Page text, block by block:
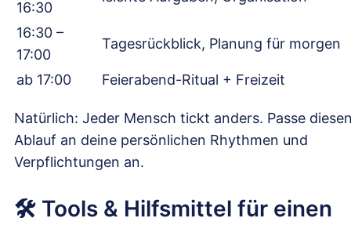
16:30
16:30 –
17:00
Tagesrückblick, Planung für morgen
ab 17:00 Feierabend-Ritual + Freizeit
Natürlich: Jeder Mensch tickt anders. Passe
Ablauf an deine persönlichen Rhythmen und
Verpflichtungen an.
🛠️ Tools & Hilfsmittel für einen